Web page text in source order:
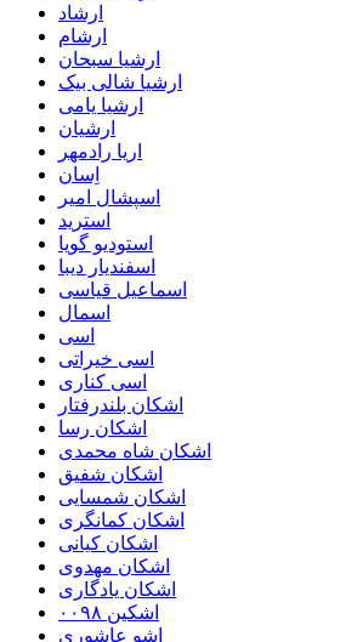
ارشاد
ارشام
ارشیا سبحان
ارشیا شالی بیک
ارشیا یامی
ارشیان
اریا رادمهر
اِسان
اسپشال امیر
استرید
استودیو گویا
اسفندیار دیبا
اسماعیل قیاسی
اسمال
اسی
اسی خیراتی
اسی کناری
اشکان بلندرفتار
اشکان رسا
اشکان شاه محمدی
اشکان شفیق
اشکان شمسایی
اشکان‌ کمانگری
اشکان کیانی
اشکان مهدوی
اشکان یادگاری
اشکین ۰۰۹۸
اشو عاشوری